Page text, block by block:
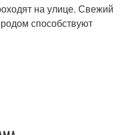
на улице. Свежий
способствуют